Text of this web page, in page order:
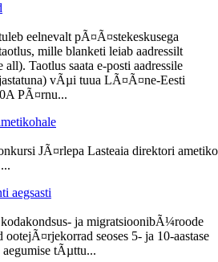
eelnevalt pÃ¤Ã¤stekeskusega
mille blanketi leiab aadressilt
Taotlus saata e-posti aadressile
vÃµi tuua LÃ¤Ã¤ne-Eesti
PÃ¤rnu...
JÃ¤rlepa Lasteaia direktori
aegsasti
ja migratsioonibÃ¼roode
seoses 5- ja 10-aastase
tÃµttu...